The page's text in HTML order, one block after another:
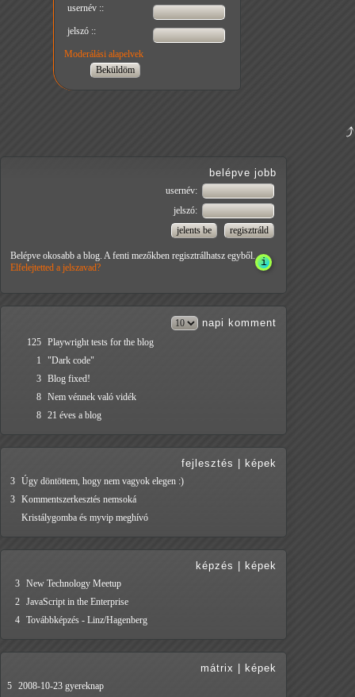
usernév ::
jelszó ::
Moderálási alapelvek
belépve jobb
usernév:
jelszó:
Belépve okosabb a blog. A fenti mezőkben regisztrálhatsz egyből.
Elfelejtetted a jelszavad?
napi komment
125 Playwright tests for the blog
1
"Dark code"
3 Blog fixed!
8 Nem vénnek való vidék
8 21 éves a blog
fejlesztés képek
3 Úgy döntöttem, hogy nem vagyok elegen :)
3 Kommentszerkesztés nemsoká
Kristálygomba és myvip meghívó
képzés képek
3 New Technology Meetup
2 JavaScript in the Enterprise
4 Továbbképzés - Linz/Hagenberg
mátrix képek
5 2008-10-23 gyereknap